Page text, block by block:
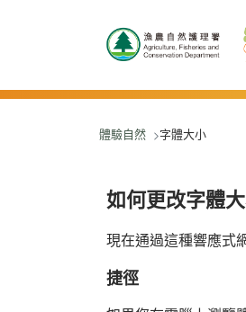
跳至主要內容
體驗自然 字體大小
如何更改字體
現在通過這種響應式
捷徑